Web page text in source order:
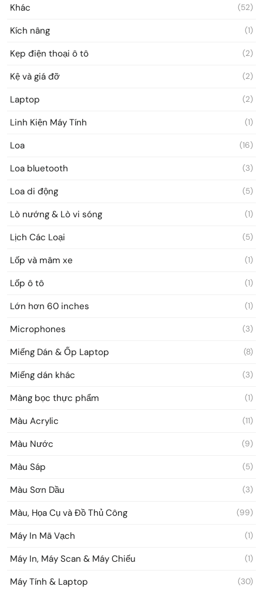
Khác (52)
Kích nâng (1)
Kẹp điện thoại ô tô (2)
Kệ và giá đỡ (2)
Laptop (2)
Linh Kiện Máy Tính (1)
Loa (16)
Loa bluetooth (3)
Loa di động (5)
Lò nướng & Lò vi sóng (1)
Lịch Các Loại (5)
Lốp và mâm xe (1)
Lốp ô tô (1)
Lớn hơn 60 inches (1)
Microphones (3)
Miếng Dán & Ốp Laptop (8)
Miếng dán khác (3)
Màng bọc thực phẩm (1)
Màu Acrylic (11)
Màu Nước (9)
Màu Sáp (5)
Màu Sơn Dầu (3)
Màu, Họa Cụ và Đồ Thủ Công (99)
Máy In Mã Vạch (1)
Máy In, Máy Scan & Máy Chiếu (1)
Máy Tính & Laptop (30)